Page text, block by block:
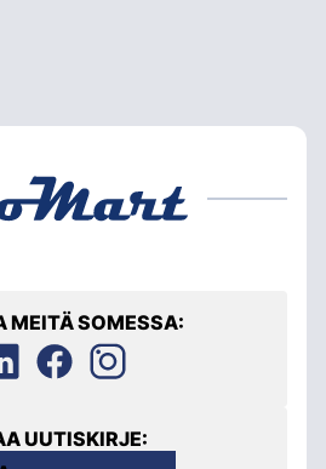
MEITÄ SOMESSA:
UUTISKIRJE: